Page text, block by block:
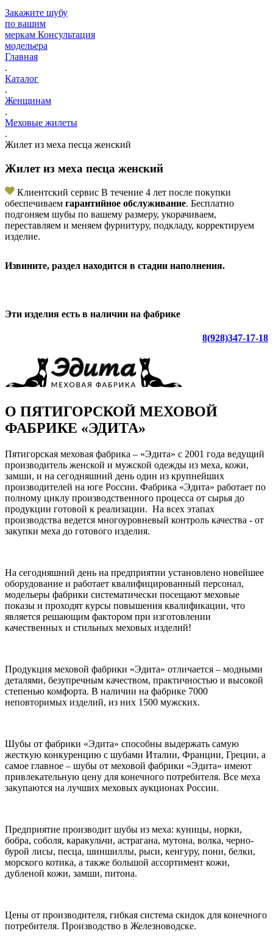
Закажите шубу
по вашим
меркам Консультация
модельера
Главная
.
Каталог
.
Женщинам
.
Меховые жилеты
.
Жилет из меха песца женский
Жилет из меха песца женский
Клиентский сервис В течение 4 лет после покупки
обеспечиваем гарантийное обслуживание. Бесплатно
подгоняем шубы по вашему размеру, укорачиваем,
переставляем и меняем фурнитуру, подкладу, корректируем
изделие.
Извините, раздел находится в стадии наполнения.
Эти изделия есть в наличии на фабрике
8(928)347-17-18
О ПЯТИГОРСКОЙ МЕХОВОЙ
ФАБРИКЕ «ЭДИТА»
Пятигорская меховая фабрика – «Эдита» с 2001 года ведущий
производитель женской и мужской одежды из меха, кожи,
замши, и на сегодняшний день один из крупнейших
производителей на юге России. Фабрика «Эдита» работает по
полному циклу производственного процесса от сырья до
продукции готовой к реализации. На всех этапах
производства ведется многоуровневый контроль качества - от
закупки меха до готового изделия.
На сегодняшний день на предприятии установлено новейшее
оборудование и работает квалифицированный персонал,
модельеры фабрики систематически посещают меховые
показы и проходят курсы повышения квалификации, что
является решающим фактором при изготовлении
качественных и стильных меховых изделий!
Продукция меховой фабрики «Эдита» отличается – модными
деталями, безупречным качеством, практичностью и высокой
степенью комфорта. В наличии на фабрике 7000
неповторимых изделий, из них 1500 мужских.
Шубы от фабрики «Эдита» способны выдержать самую
жесткую конкуренцию с шубами Италии, Франции, Греции, а
самое главное – шубы от меховой фабрики «Эдита» имеют
привлекательную цену для конечного потребителя. Все меха
закупаются на лучших меховых аукционах России.
Предприятие производит шубы из меха: куницы, норки,
бобра, соболя, каракульчи, астрагана, мутона, волка, черно-
бурой лисы, песца, шиншиллы, рыси, кенгуру, пони, белки,
морского котика, а также большой ассортимент кожи,
дубленой кожи, замши, питона.
Цены от производителя, гибкая система скидок для конечного
потребителя. Производство в Железноводске.